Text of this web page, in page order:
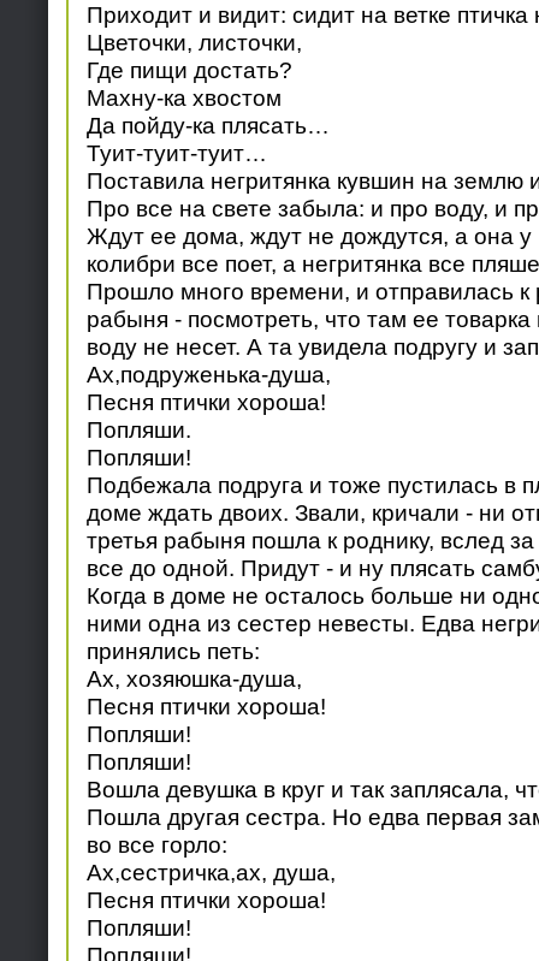
Приходит и видит: сидит на ветке
Цветочки, листочки,
Где пищи достать?
Махну-ка хвостом
Да пойду-ка плясать…
Туит-туит-туит…
Поставила негритянка кувшин на землю
Про все на свете забыла: и про воду, и
Ждут ее дома, ждут не дождутся, а она у
колибри все поет, а негритянка все
Прошло много времени, и отправилась к
рабыня - посмотреть, что там ее
воду не несет. А та увидела подругу и
Ах,подруженька-душа,
Песня птички хороша!
Попляши.
Попляши!
Подбежала подруга и тоже пустилась в
доме ждать двоих. Звали, кричали - ни
третья рабыня пошла к роднику, вслед
все до одной. Придут - и ну плясать
Когда в доме не осталось больше ни
ними одна из сестер невесты. Едва
принялись петь:
Ах, хозяюшка-душа,
Песня птички хороша!
Попляши!
Попляши!
Вошла девушка в круг и так заплясала,
Пошла другая сестра. Но едва первая
во все горло:
Ах,сестричка,ах, душа,
Песня птички хороша!
Попляши!
Попляши!